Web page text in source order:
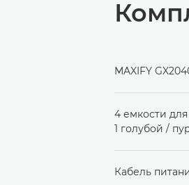
MAXIFY
4 емкости
1 голубой /
Кабель